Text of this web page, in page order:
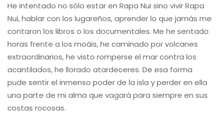
He intentado no sólo estar en Rapa Nui sino vivir Rapa
Nui, hablar con los lugareños, aprender lo que jamás me
contaron los libros o los documentales. Me he sentado
horas frente a los moáis, he caminado por volcanes
extraordinarios, he visto romperse el mar contra los
acantilados, he llorado atardeceres. De esa forma
pude sentir el inmenso poder de la isla y perder en ella
una parte de mi alma que vagará para siempre en sus
costas rocosas.